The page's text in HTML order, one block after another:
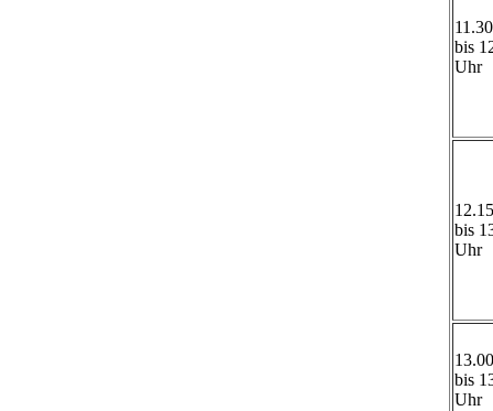
bis
Uhr
bis
Uhr
bis
Uhr